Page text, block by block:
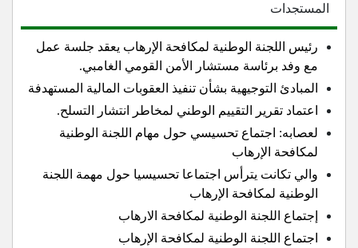
المستجدات
رئيس اللجنة الوطنية لمكافحة الإرهاب يعقد جلسة عمل
مع وفد برئاسة مستشار الأمن القومي الغامبي.
المبادئ التوجيهية بشأن تنفيذ العقوبات المالية المستهدفة
اعتماد تقرير التقييم الوطني لمخاطر انتشار التسلح.
لعصابه: اجتماع تحسيسي حول مهام اللجنة الوطنية
لمكافحة الإرهاب
والي تكانت يترأس اجتماعا تحسيسيا حول مهمة اللجنة
الوطنية لمكافحة الإرهاب
إجتماع اللجنة الوطنية لمكافحة الارهاب
اجتماع اللجنة الوطنية لمكافحة الإرهاب